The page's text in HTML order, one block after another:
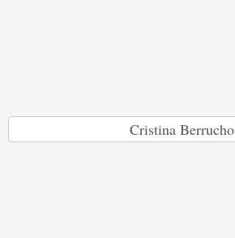
Cristina Berrucho